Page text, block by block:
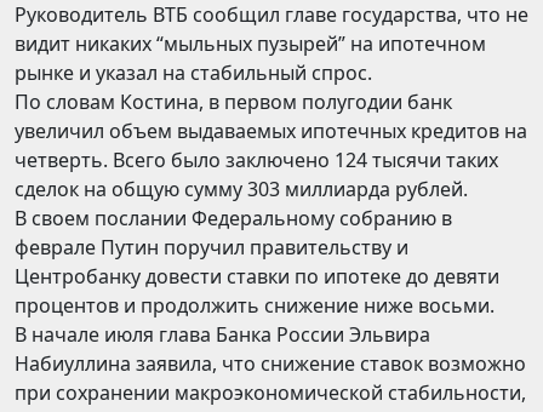
Руководитель ВТБ сообщил главе государства, что не
видит никаких “мыльных пузырей” на ипотечном
рынке и указал на стабильный спрос.
По словам Костина, в первом полугодии банк
увеличил объем выдаваемых ипотечных кредитов на
четверть. Всего было заключено 124 тысячи таких
сделок на общую сумму 303 миллиарда рублей.
В своем послании Федеральному собранию в
феврале Путин поручил правительству и
Центробанку довести ставки по ипотеке до девяти
процентов и продолжить снижение ниже восьми.
В начале июля глава Банка России Эльвира
Набиуллина заявила, что снижение ставок возможно
при сохранении макроэкономической стабильности,